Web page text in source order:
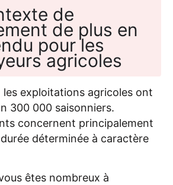
de
de plus en
pour les
agricoles
les exploitations agricoles ont
300 000 saisonniers.
concernent principalement
déterminée à caractère
êtes nombreux à